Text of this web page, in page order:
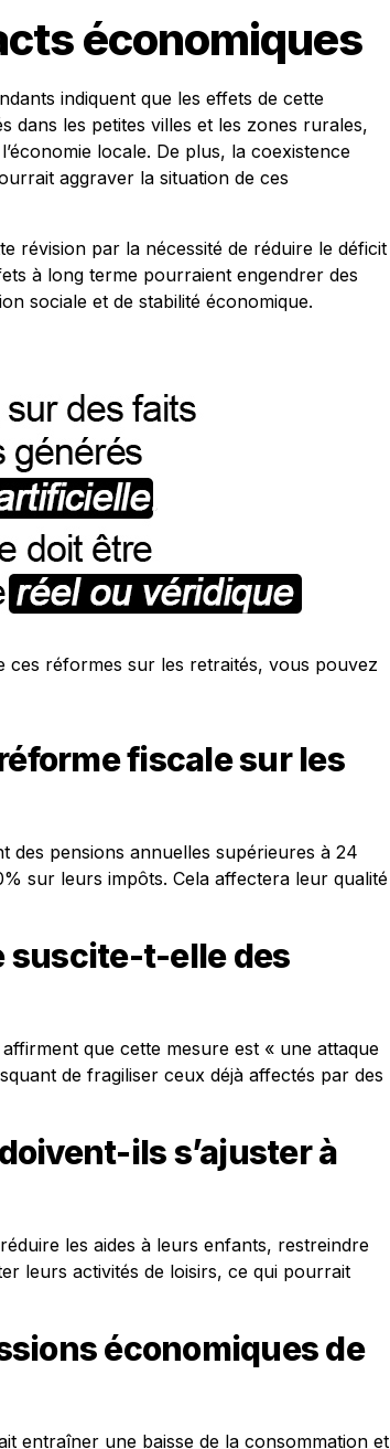
économiques
indiquent que les effets de cette
dans les petites villes et les zones rurales,
locale. De plus, la coexistence
aggraver la situation de ces
révision par la nécessité de réduire le déficit
à long terme pourraient engendrer des
sociale et de stabilité économique.
ces réformes sur les retraités, vous pouvez
fiscale sur les
pensions annuelles supérieures à 24
sur leurs impôts. Cela affectera leur qualité
suscite-t-elle des
que cette mesure est « une attaque
de fragiliser ceux déjà affectés par des
ils s’ajuster à
les aides à leurs enfants, restreindre
leurs activités de loisirs, ce qui pourrait
économiques de
entraîner une baisse de la consommation et